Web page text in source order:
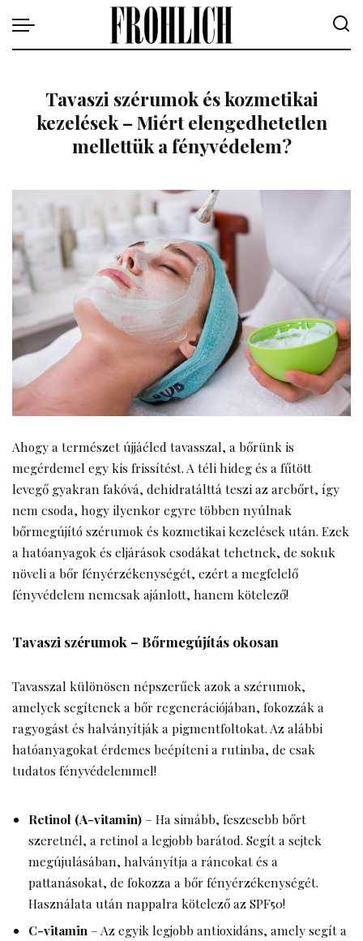
Tavaszi szérumok és kozmetikai
kezelések – Miért elengedhetetlen
mellettük a fényvédelem?
Ahogy a természet újjáéled tavasszal, a bőrünk is
megérdemel egy kis frissítést. A téli hideg és a fűtött
levegő gyakran fakóvá, dehidratálttá teszi az arcbőrt, így
nem csoda, hogy ilyenkor egyre többen nyúlnak
bőrmegújító szérumok és kozmetikai kezelések után. Ezek
a hatóanyagok és eljárások csodákat tehetnek, de sokuk
növeli a bőr fényérzékenységét, ezért a megfelelő
fényvédelem nemcsak ajánlott, hanem kötelező!
Tavaszi szérumok – Bőrmegújítás okosan
Tavasszal különösen népszerűek azok a szérumok,
amelyek segítenek a bőr regenerációjában, fokozzák a
ragyogást és halványítják a pigmentfoltokat. Az alábbi
hatóanyagokat érdemes beépíteni a rutinba, de csak
tudatos fényvédelemmel!
Retinol (A-vitamin) – Ha simább, feszesebb bőrt
szeretnél, a retinol a legjobb barátod. Segít a sejtek
megújulásában, halványítja a ráncokat és a
pattanásokat, de fokozza a bőr fényérzékenységét.
Használata után nappalra kötelező az SPF50!
C-vitamin – Az egyik legjobb antioxidáns, amely segít a